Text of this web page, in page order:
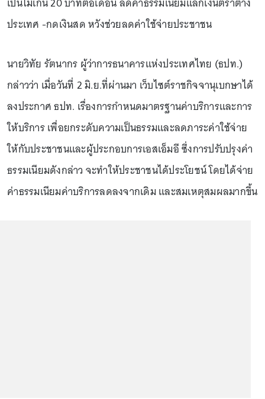
ประเทศ -กดเงินสด หวังช่วยลดค่าใช้จ่ายประชาชน
นายวิทัย รัตนากร ผู้ว่าการธนาคารแห่งประเทศไทย (ธปท.)
กล่าวว่า เมื่อวันที่ 2 มิ.ย.ที่ผ่านมา เว็บไซต์ราชกิจจานุเบกษาได้
ลงประกาศ ธปท. เรื่องการกำหนดมาตรฐานค่าบริการและการ
ให้บริการ เพื่อยกระดับความเป็นธรรมและลดภาระค่าใช้จ่าย
ให้กับประชาชนและผู้ประกอบการเอสเอ็มอี ซึ่งการปรับปรุงค่า
ธรรมเนียมดังกล่าว จะทำให้ประชาชนได้ประโยชน์ โดยได้จ่าย
ค่าธรรมเนียมค่าบริการลดลงจากเดิม และสมเหตุสมผลมากขึ้น